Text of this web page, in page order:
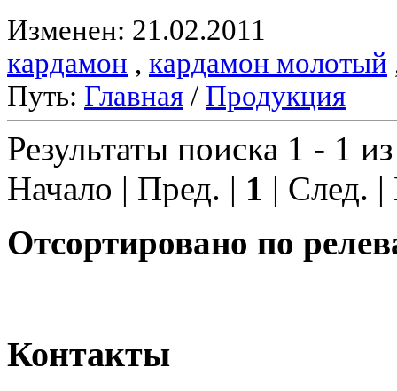
Изменен: 21.02.2011
кардамон , кардамон молотый
Путь: Главная / Продукция
Результаты поиска 1 - 1
Начало | Пред. | 1 | След.
Отсортировано по
Контакты